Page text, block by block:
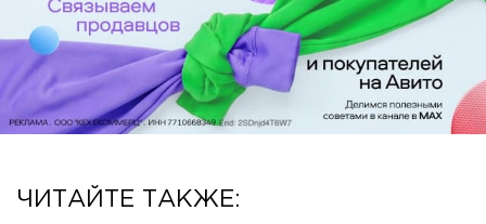
ЧИТАЙТЕ ТАКЖЕ: